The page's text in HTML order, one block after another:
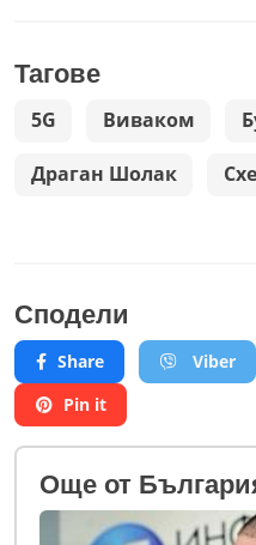
Тагове
5G Виваком
Драган Шолак
Сподели
Share Viber
Pin it
Oще от